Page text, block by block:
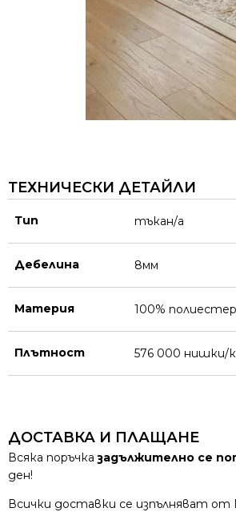
ТЕХНИЧЕСКИ ДЕТАЙЛИ
Тип тъкан/а
Дебелина 8мм
Материя 100% полиестер
Плътност 576 000 нишки/
ДОСТАВКА И ПЛАЩАНЕ
Всяка поръчказадължително се
ден!
Всички доставки се изпълняват